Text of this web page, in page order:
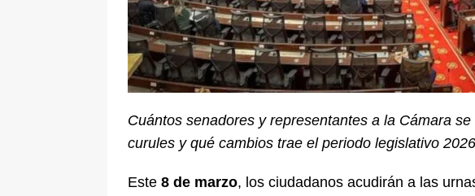
Cuántos senadores y representantes a la Cámara
curules y qué cambios trae el periodo legislativo
Este 8 de marzo, los ciudadanos acudirán a las